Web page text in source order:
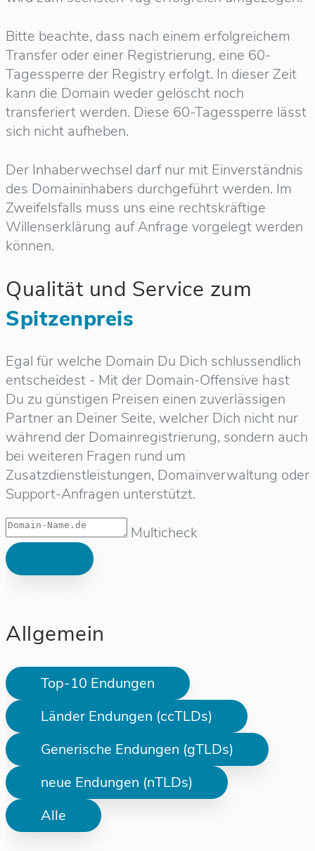
Bitte beachte, dass nach einem erfolgreichem
Transfer oder einer Registrierung, eine 60-
Tagessperre der Registry erfolgt. In dieser Zeit
kann die Domain weder gelöscht noch
transferiert werden. Diese 60-Tagessperre lässt
sich nicht aufheben.
Der Inhaberwechsel darf nur mit Einverständnis
des Domaininhabers durchgeführt werden. Im
Zweifelsfalls muss uns eine rechtskräftige
Willenserklärung auf Anfrage vorgelegt werden
können.
Qualität und Service zum
Spitzenpreis
Egal für welche Domain Du Dich schlussendlich
entscheidest - Mit der Domain-Offensive hast
Du zu günstigen Preisen einen zuverlässigen
Partner an Deiner Seite, welcher Dich nicht nur
während der Domainregistrierung, sondern auch
bei weiteren Fragen rund um
Zusatzdienstleistungen, Domainverwaltung oder
Support-Anfragen unterstützt.
Multicheck
Allgemein
Top-10 Endungen
Länder Endungen (ccTLDs)
Generische Endungen (gTLDs)
neue Endungen (nTLDs)
Alle